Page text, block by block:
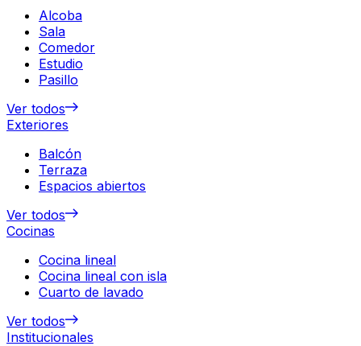
Alcoba
Sala
Comedor
Estudio
Pasillo
Ver todos
Exteriores
Balcón
Terraza
Espacios abiertos
Ver todos
Cocinas
Cocina lineal
Cocina lineal con isla
Cuarto de lavado
Ver todos
Institucionales